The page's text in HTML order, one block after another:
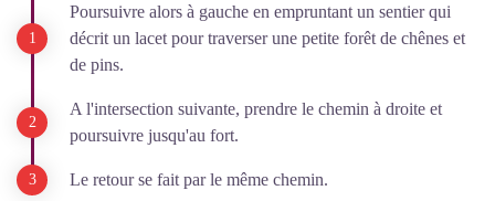
Poursuivre alors à gauche en empruntant un sentier qui
décrit un lacet pour traverser une petite forêt de chênes et
de pins.
A l'intersection suivante, prendre le chemin à droite et
poursuivre jusqu'au fort.
Le retour se fait par le même chemin.